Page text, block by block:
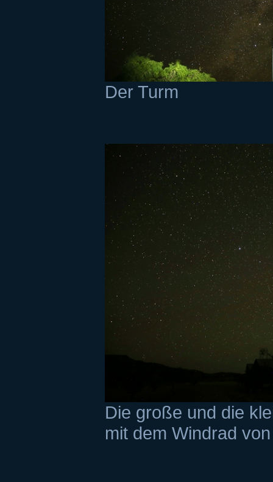
Der Turm
Die große und die
mit dem Windrad